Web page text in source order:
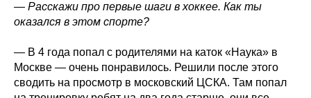
— Расскажи про первые шаги в хоккее. Как ты
оказался в этом спорте?
— В 4 года попал с родителями на каток «Наука» в
Москве — очень понравилось. Решили после этого
сводить на просмотр в московский ЦСКА. Там попал